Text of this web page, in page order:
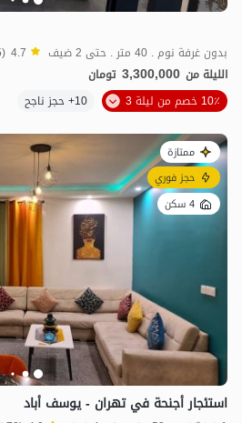
بدون غرفة نوم . 40 متر . حتى 2 ضيف 4.7 (5 تعليق)
الليلة من 3,300,000 تومان
10٪ خصم من ليلة 3
10+ حجز ناجح
ممتازة
حجز فوري
4 سكن
استئجار أجنحة في تهران - يوسف أباد